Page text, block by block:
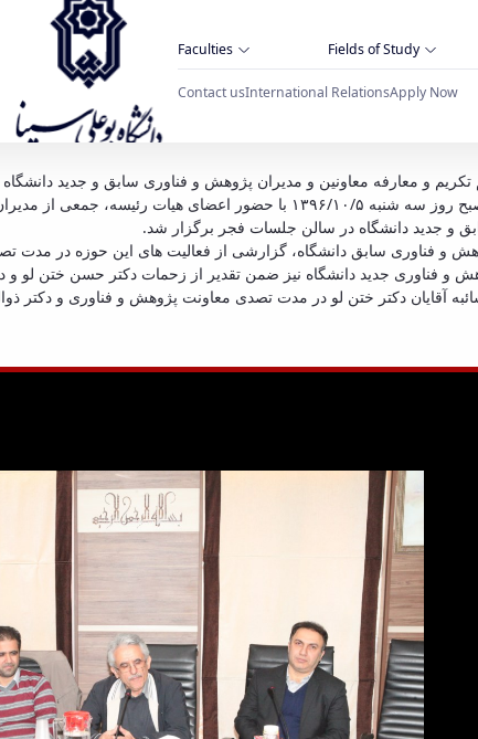
Faculties Fields of Study
Contact usInternational RelationsApply Now
تکریم و معارفه معاونین و مدیران
و معارفه معاونین و مدیران پژوهش و فناوری سابق و جدید
به گزارش خبرنگار روابط عمومی دانشگاه، صبح روز سه شنبه ۱۳۹۶/
و جدید دانشگاه در سالن جلسات فجر برگزار شد.
و فناوری سابق دانشگاه، گزارشی از فعالیت های این حوزه در مدت
و فناوری جدید دانشگاه نیز ضمن تقدیر از زحمات دکتر حسن ختن لو و
شائبه آقایان دکتر ختن لو در مدت تصدی معاونت پژوهش و فناوری و